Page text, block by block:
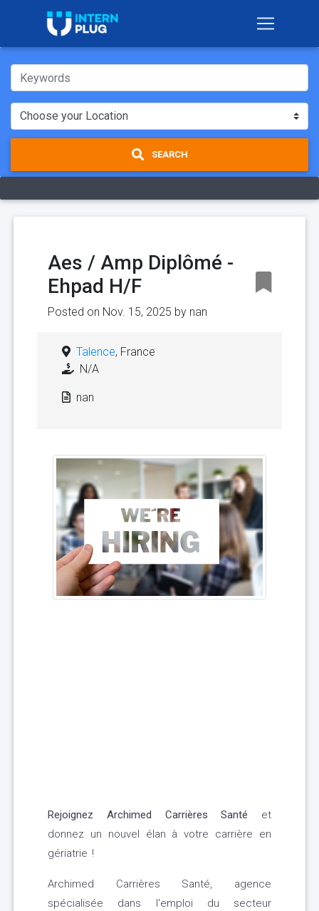
SEARCH
Aes / Amp Diplômé -
Ehpad H/F
Posted on Nov. 15, 2025 by nan
Talence, France
N/A
nan
Rejoignez Archimed Carrières Santé et
donnez un nouvel élan à votre carrière en
gériatrie !
Archimed Carrières Santé, agence
spécialisée dans l'emploi du secteur